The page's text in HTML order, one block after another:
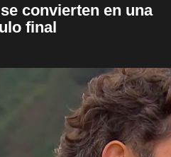
convierten en una
final